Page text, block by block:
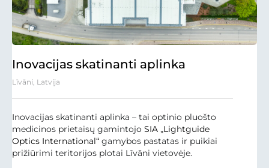
Inovacijas skatinanti aplinka
Līvāni, Latvija
Inovacijas skatinanti aplinka – tai optinio pluošto
medicinos prietaisų gamintojo SIA „Lightguide
Optics International“ gamybos pastatas ir puikiai
prižiūrimi teritorijos plotai Līvāni vietovėje.